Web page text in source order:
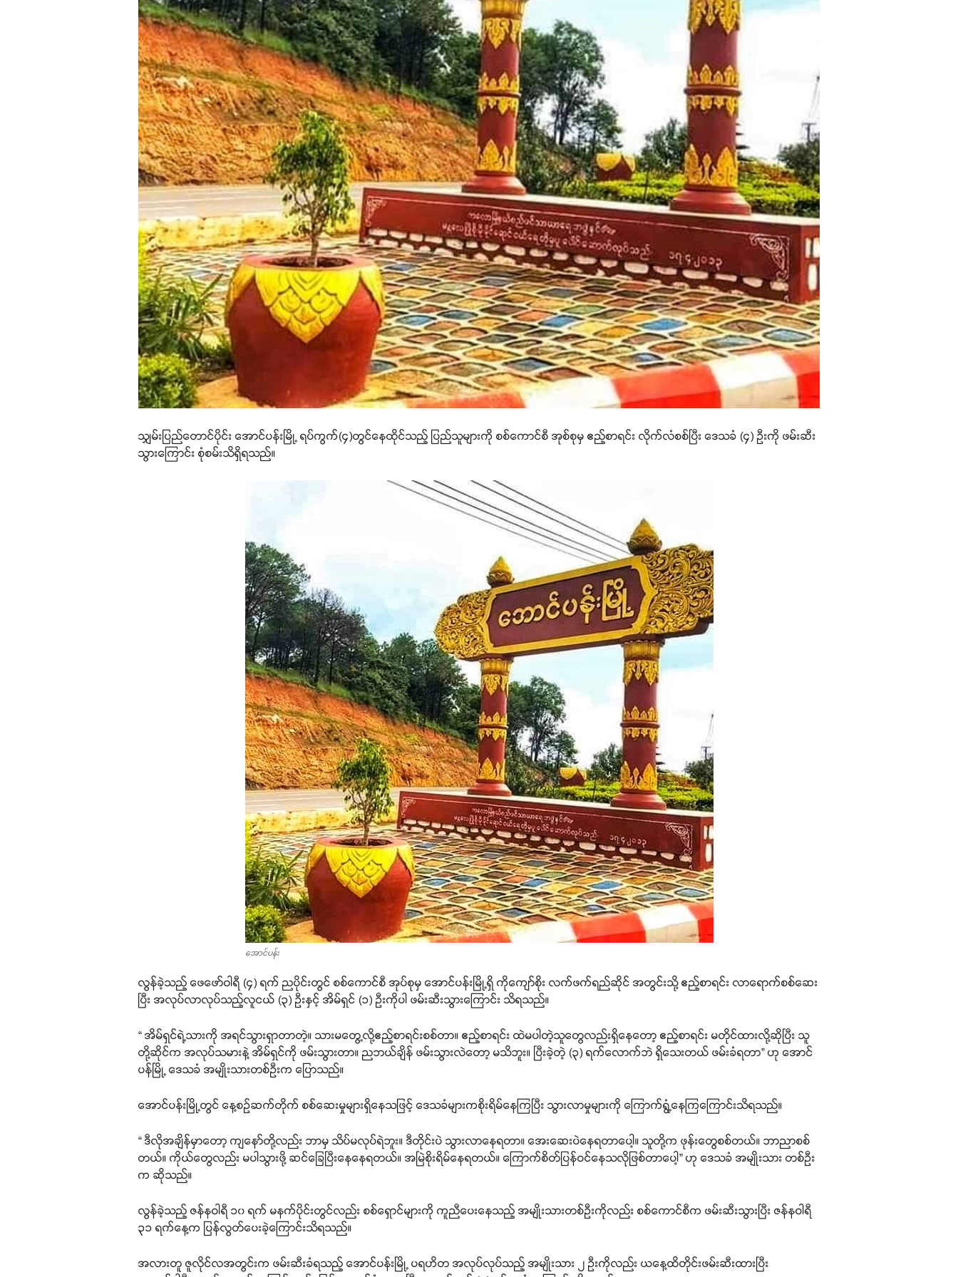
သျှမ်းပြည်တောင်ပိုင်း အောင်ပန်းမြို့ ရပ်ကွက်(၄)တွင်နေထိုင်သည့် ပြည်သူများကို စစ်ကောင်စီ အုစ်စုမှ ဧည့်စာရင်း လိုက်လံစစ်ပြီး ဒေသခံ (၄) ဦးကို ဖမ်းဆီး
သွားကြောင်း စုံစမ်းသိရှိရသည်။
အောင်ပန်း
လွန်ခဲ့သည့် ဖေဖော်ဝါရီ (၄) ရက် ညပိုင်းတွင် စစ်ကောင်စီ အုပ်စုမှ အောင်ပန်းမြို့ရှိ ကိုကျော်စိုး လက်ဖက်ရည်ဆိုင် အတွင်းသို့ ဧည့်စာရင်း လာရောက်စစ်ဆေး
ပြီး အလုပ်လာလုပ်သည့်လူငယ် (၃) ဦးနှင့် အိမ်ရှင် (၁) ဦးကိုပါ ဖမ်းဆီးသွားကြောင်း သိရသည်။
“ အိမ်ရှင်ရဲ့သားကို အရင်သွားရှာတာတဲ့။ သားမတွေ့လို့ဧည့်စာရင်းစစ်တာ။ ဧည့်စာရင်း ထဲမပါတဲ့သူတွေလည်းရှိနေတော့ ဧည့်စာရင်း မတိုင်ထားလို့ဆိုပြီး သူ
တို့ဆိုင်က အလုပ်သမားနဲ့ အိမ်ရှင်ကို ဖမ်းသွားတာ။ ညဘယ်ချိန် ဖမ်းသွားလဲတော့ မသိဘူး။ ပြီးခဲ့တဲ့ (၃) ရက်လောက်ဘဲ ရှိသေးတယ် ဖမ်းခံရတာ” ဟု အောင်
ပန်မြို့ ဒေသခံ အမျိုးသားတစ်ဦးက ပြောသည်။
အောင်ပန်းမြို့တွင် နေ့စဉ်ဆက်တိုက် စစ်ဆေးမှုများရှိနေသဖြင့် ဒေသခံများကစိုးရိမ်နေကြပြီး သွားလာမှုများကို ကြောက်ရွံ့နေကြကြောင်းသိရသည်။
“ ဒီလိုအချိန်မှာတော့ ကျနော်တို့လည်း ဘာမှ သိပ်မလုပ်ရဲဘူး။ ဒီတိုင်းပဲ သွားလာနေရတာ။ အေးဆေးပဲနေရတာပေါ့။ သူတို့က ဖုန်းတွေစစ်တယ်။ ဘာညာစစ်
တယ်။ ကိုယ်တွေလည်း မပါသွားဖို့ ဆင်ခြေပြီးနေနေရတယ်။ အမြဲစိုးရိမ်နေရတယ်။ ကြောက်စိတ်ပြန်ဝင်နေသလိုဖြစ်တာပေါ့” ဟု ဒေသခံ အမျိုးသား တစ်ဦး
က ဆိုသည်။
လွန်ခဲ့သည့် ဇန်နဝါရီ ၁၀ ရက် မနက်ပိုင်းတွင်လည်း စစ်ရှောင်များကို ကူညီပေးနေသည့် အမျိုးသားတစ်ဦးကိုလည်း စစ်ကောင်စီက ဖမ်းဆီးသွားပြီး ဇန်နဝါရီ
၃၁ ရက်နေ့က ပြန်လွတ်ပေးခဲ့ကြောင်းသိရသည်။
အလားတူ ဇူလိုင်လအတွင်းက ဖမ်းဆီးခံရသည့် အောင်ပန်းမြို့ ပရဟိတ အလုပ်လုပ်သည့် အမျိုးသား ၂ ဦးကိုလည်း ယနေ့ထိတိုင်းဖမ်းဆီးထားပြီး